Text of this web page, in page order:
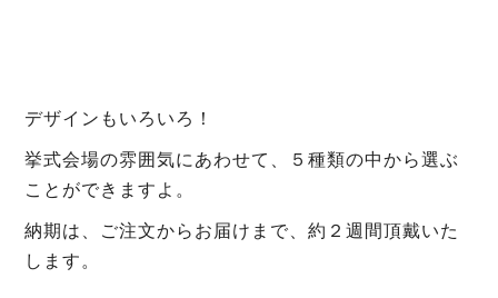
デザインもいろいろ！
挙式会場の雰囲気にあわせて、５種類の中から選ぶ
ことができますよ。
納期は、ご注文からお届けまで、約２週間頂戴いた
します。